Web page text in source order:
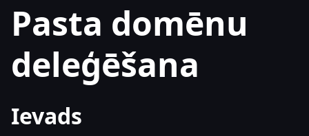
Pasta domēnu
deleģēšana
Ievads